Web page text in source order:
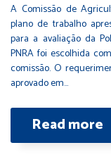
A Comissão de
plano de trabalho
para a avaliação da
PNRA foi escolhida
comissão. O
aprovado em…
Read more